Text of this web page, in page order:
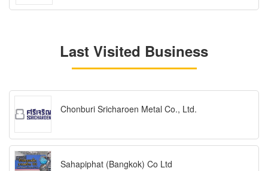
Last Visited Business
Chonburi Sricharoen Metal Co., Ltd.
Sahapiphat (Bangkok) Co Ltd